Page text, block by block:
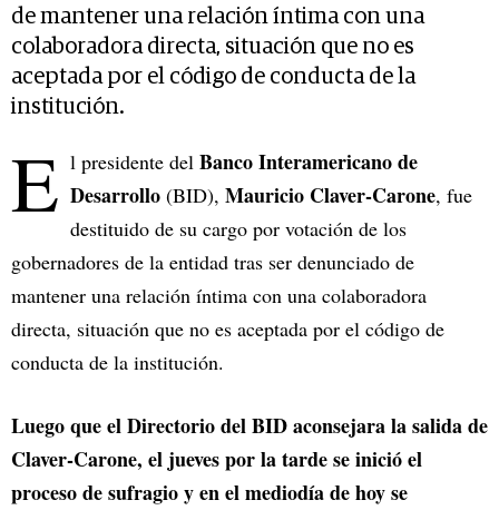
de mantener una relación íntima con una
colaboradora directa, situación que no es
aceptada por el código de conducta de la
institución.
E l presidente del Banco Interamericano de
Desarrollo (BID), Mauricio Claver-Carone, fue
destituido de su cargo por votación de los
gobernadores de la entidad tras ser denunciado de
mantener una relación íntima con una colaboradora
directa, situación que no es aceptada por el código de
conducta de la institución.
Luego que el Directorio del BID aconsejara la salida de
Claver-Carone, el jueves por la tarde se inició el
proceso de sufragio y en el mediodía de hoy se